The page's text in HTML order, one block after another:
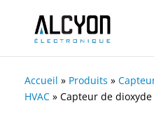
Accueil » Produits »
HVAC » Capteur de dioxyde